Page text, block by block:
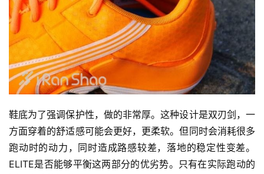
鞋底为了强调保护性，做的非常厚。这种设计是双刃剑，一
方面穿着的舒适感可能会更好，更柔软。但同时会消耗很多
跑动时的动力，同时造成路感较差，落地的稳定性变差。
ELITE是否能够平衡这两部分的优劣势。只有在实际跑动的